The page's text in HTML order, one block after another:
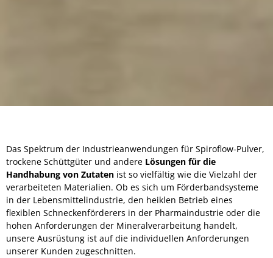
Das Spektrum der Industrieanwendungen für Spiroflow-Pulver,
trockene Schüttgüter und andere Lösungen für die
Handhabung von Zutaten ist so vielfältig wie die Vielzahl der
verarbeiteten Materialien. Ob es sich um Förderbandsysteme
in der Lebensmittelindustrie, den heiklen Betrieb eines
flexiblen Schneckenförderers in der Pharmaindustrie oder die
hohen Anforderungen der Mineralverarbeitung handelt,
unsere Ausrüstung ist auf die individuellen Anforderungen
unserer Kunden zugeschnitten.